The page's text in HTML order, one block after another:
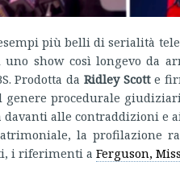
più belli di serialità
show così longevo da
Prodotta daRidley Scotte
procedurale
davanti alle contraddizioni
la profilazione
i riferimenti a Ferguson,